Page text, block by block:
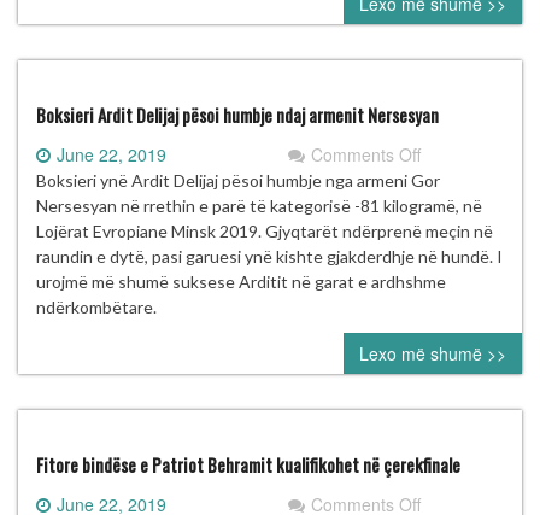
Boksieri Ardit Delijaj pësoi humbje ndaj armenit Nersesyan
June 22, 2019 Comments Offon
Boksieri
Ardit
Delijaj
pësoi
humbje
armenit
Nersesyan
Boksieri ynë Ardit Delijaj pësoi humbje nga armeni Gor
Nersesyan në rrethin e parë të kategorisë -81 kilogramë, në
Lojërat Evropiane Minsk 2019. Gjyqtarët ndërprenë meçin në
raundin e dytë, pasi garuesi ynë kishte gjakderdhje në hundë. I
urojmë më shumë suksese Arditit në garat e ardhshme
ndërkombëtare.
Lexo më shumë >>
Fitore bindëse e Patriot Behramit kualifikohet në çerekfinale
June 22, 2019 Comments Offon